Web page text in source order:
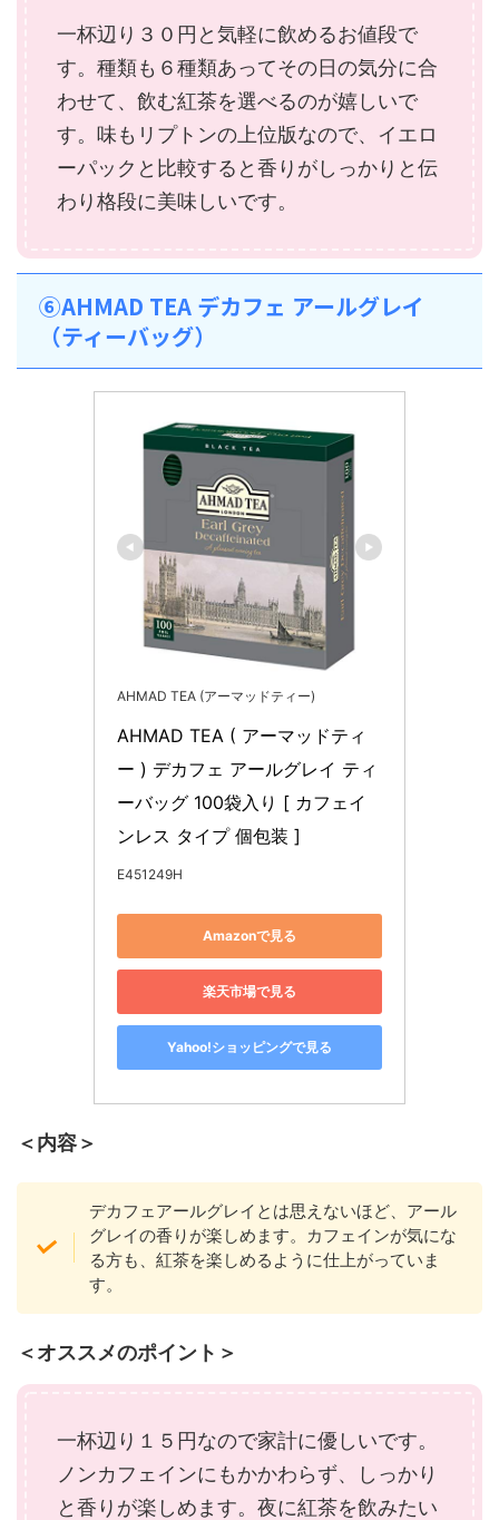
一杯辺り３０円と気軽に飲めるお値段で
す。種類も６種類あってその日の気分に合
わせて、飲む紅茶を選べるのが嬉しいで
す。味もリプトンの上位版なので、イエロ
ーパックと比較すると香りがしっかりと伝
わり格段に美味しいです。
⑥AHMAD TEA デカフェ アールグレイ
（ティーバッグ）
AHMAD TEA (アーマッドティー)
AHMAD TEA ( アーマッドティ
ー ) デカフェ アールグレイ ティ
ーバッグ 100袋入り [ カフェイ
ンレス タイプ 個包装 ]
E451249H
Amazonで見る
楽天市場で見る
Yahoo!ショッピングで見る
＜内容＞
デカフェアールグレイとは思えないほど、アール
グレイの香りが楽しめます。カフェインが気にな
る方も、紅茶を楽しめるように仕上がっていま
す。
＜オススメのポイント＞
一杯辺り１５円なので家計に優しいです。
ノンカフェインにもかかわらず、しっかり
と香りが楽しめます。夜に紅茶を飲みたい